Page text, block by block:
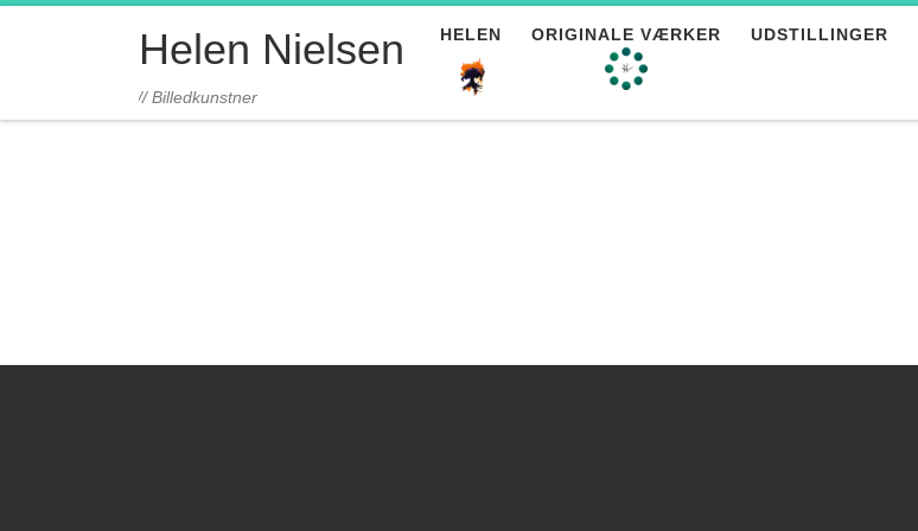
Fortsæt til indholdHelen Nielsen
// Billedkunstner
HELEN ORIGINALE VÆRKER UDSTILLINGER